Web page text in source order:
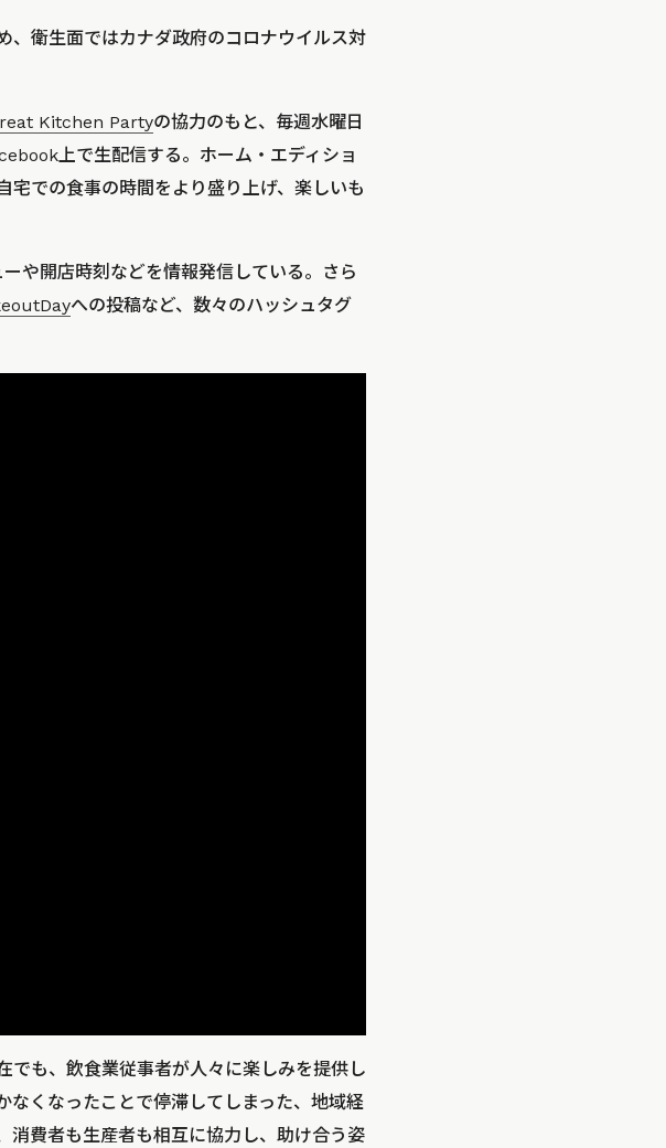
、衛生面ではカナダ政府のコロナウイルス対
Kitchen Partyの協力のもと、毎週水曜日
上で生配信する。ホーム・エディショ
宅での食事の時間をより盛り上げ、楽しいも
や開店時刻などを情報発信している。さら
への投稿など、数々のハッシュタグ
でも、飲食業従事者が人々に楽しみを提供し
なくなったことで停滞してしまった、地域経
消費者も生産者も相互に協力し、助け合う姿